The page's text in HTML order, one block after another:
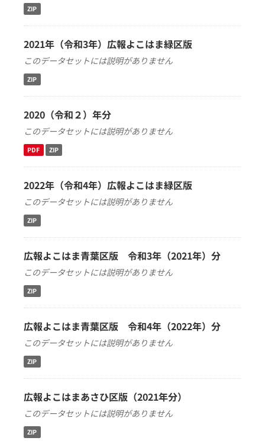
ZIP
2021年（令和3年）広報よこはま緑区版
このデータセットには説明がありません
ZIP
2020（令和２）年分
このデータセットには説明がありません
PDF ZIP
2022年（令和4年）広報よこはま緑区版
このデータセットには説明がありません
ZIP
広報よこはま青葉区版 令和3年（2021年）分
このデータセットには説明がありません
ZIP
広報よこはま青葉区版 令和4年（2022年）分
このデータセットには説明がありません
ZIP
広報よこはまあさひ区版（2021年分）
このデータセットには説明がありません
ZIP